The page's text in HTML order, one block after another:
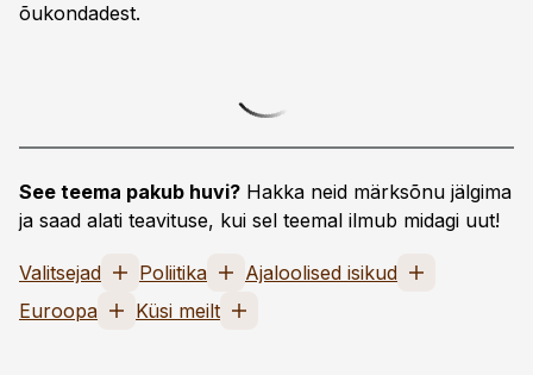
õukondadest.
See teema pakub huvi? Hakka neid märksõnu jälgima
ja saad alati teavituse, kui sel teemal ilmub midagi uut!
Valitsejad Poliitika
Ajaloolised isikud
Euroopa
Küsi meilt